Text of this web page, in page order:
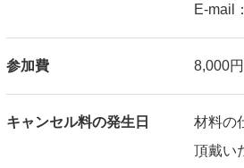
E-mail：
参加費 8,000
キャンセル料の発生日
材料の
頂戴い